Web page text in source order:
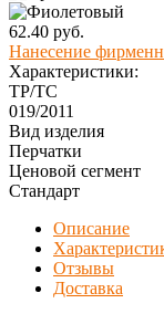
62.40 руб.
Нанесение
Характеристики:
ТР/ТС
019/2011
Вид изделия
Перчатки
Ценовой сегмент
Стандарт
Описание
Отзывы
Доставка